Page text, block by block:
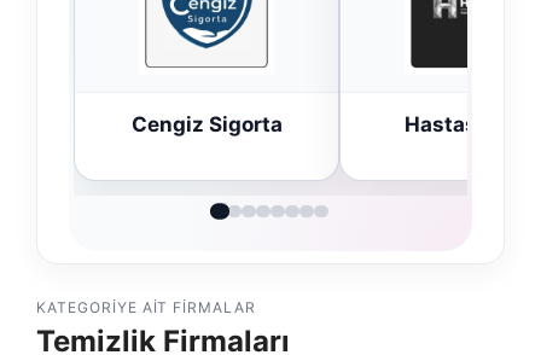
Hastaş Beton
Bulkoon
KATEGORIYE AIT FIRMALAR
Temizlik Firmaları